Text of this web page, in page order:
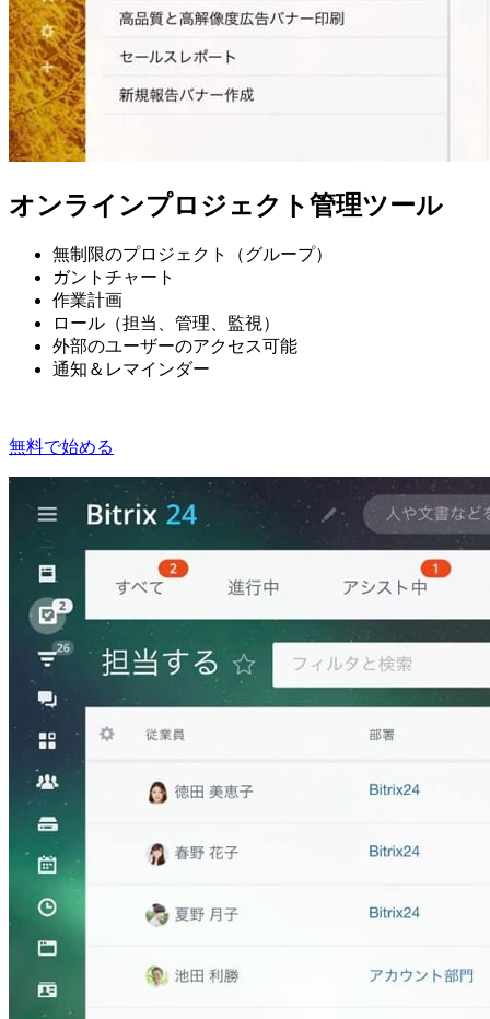
オンラインプロジェクト管理ツール
無制限のプロジェクト（グループ）
ガントチャート
作業計画
ロール（担当、管理、監視）
外部のユーザーのアクセス可能
通知＆レマインダー
無料で始める